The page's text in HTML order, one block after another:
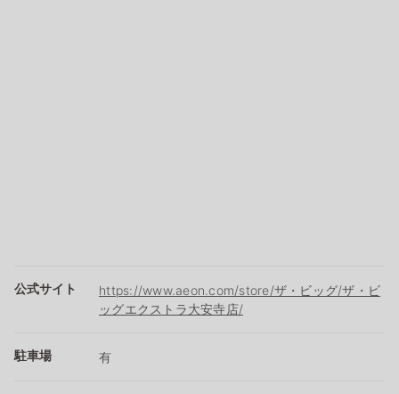
公式サイト
https://www.aeon.com/store/ザ・ビッグ/ザ・ビ
ッグエクストラ大安寺店/
駐車場 有